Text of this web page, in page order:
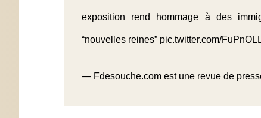
exposition rend hommage à des
“nouvelles reines” pic.twitter.com/
— Fdesouche.com est une revue de